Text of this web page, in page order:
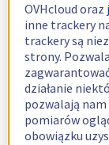
OVHcloud oraz
inne trackery
trackery są
strony.
działanie
pozwalają
pomiarów
obowiązku